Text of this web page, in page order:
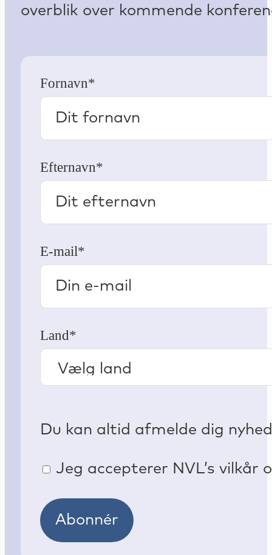
overblik over kommende
Fornavn*
Efternavn*
E-mail*
Land*
Du kan altid afmelde dig
Jeg accepterer NVL’s vilkår
Abonnér